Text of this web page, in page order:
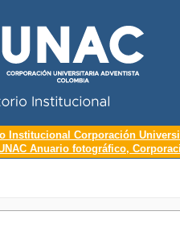
Institucional Corporación
Anuario fotográfico,